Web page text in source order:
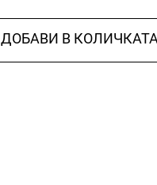
ДОБАВИ В